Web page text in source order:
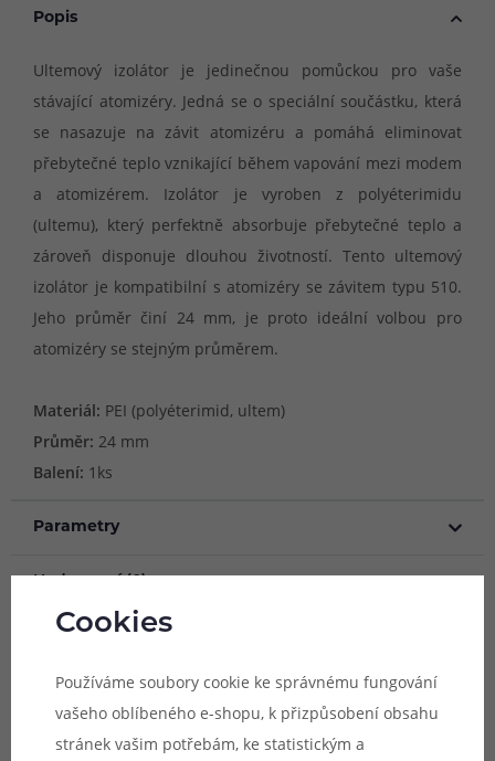
Popis
Ultemový izolátor je jedinečnou pomůckou pro vaše
stávající atomizéry. Jedná se o speciální součástku, která
se nasazuje na závit atomizéru a pomáhá eliminovat
přebytečné teplo vznikající během vapování mezi modem
a atomizérem. Izolátor je vyroben z polyéterimidu
(ultemu), který perfektně absorbuje přebytečné teplo a
zároveň disponuje dlouhou životností. Tento ultemový
izolátor je kompatibilní s atomizéry se závitem typu 510.
Jeho průměr činí 24 mm, je proto ideální volbou pro
atomizéry se stejným průměrem.
Materiál: PEI (polyéterimid, ultem)
Průměr: 24 mm
Balení: 1ks
Parametry
Zeptejte se (0)
Mohlo by se vám líbit
Cookies
Používáme soubory cookie ke správnému fungování
vašeho oblíbeného e-shopu, k přizpůsobení obsahu
stránek vašim potřebám, ke statistickým a